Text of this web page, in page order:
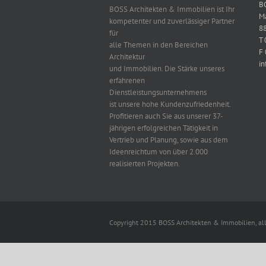
BOSS Architekten & Immobilien ist Ihr
kompetenter und zuverlässiger Partner
für
alle Themen in den Bereichen
Architektur
und Immobilien. Die Stärke unseres
erfahrenen
Dienstleistungsunternehmens
ist unsere hohe Kundenzufriedenheit.
Profitieren auch Sie aus unserer 37-
jährigen erfolgreichen Tätigkeit in
Vertrieb und Planung, sowie aus dem
Ideenreichtum von über 2.000
realisierten Projekten.
T
F
Copyright 2015 BOSS Architekten & Immobilien,